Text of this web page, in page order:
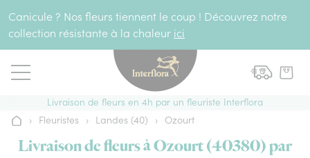
Canicule ? Nos fleurs tiennent le coup ! Découvrez notre
collection résistante à la chaleur ici
Livraison de fleurs en 4h par un fleuriste Interflora
Accueil
› Fleuristes › Landes (40) › Ozourt
Livraison de fleurs à Ozourt (40380) par